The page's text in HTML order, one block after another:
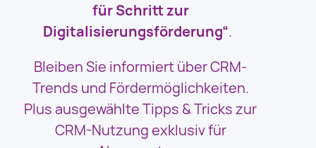
für Schritt zur
Digitalisierungsförderung“.
Bleiben Sie informiert über CRM-
Trends und Fördermöglichkeiten.
Plus ausgewählte Tipps & Tricks zur
CRM-Nutzung exklusiv für